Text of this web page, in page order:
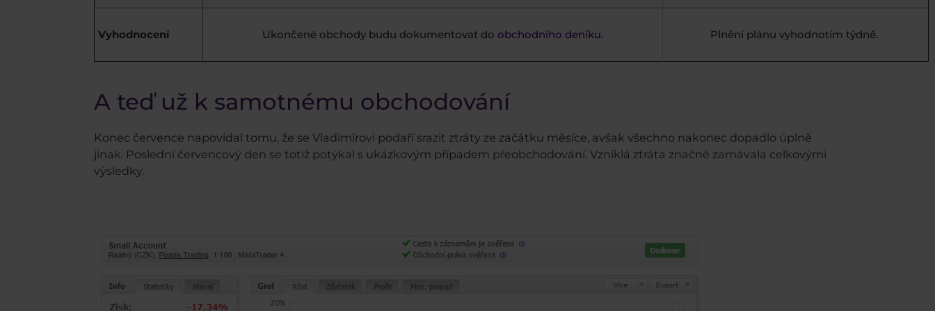
Vyhodnocení Ukončené obchody budu dokumentovat do obchodního deníku. Plnění plánu vyhodnotím týdně.
A teď už k samotnému obchodování
Konec července napovídal tomu, že se Vladimírovi podaří srazit ztráty ze začátku měsíce, avšak všechno nakonec dopadlo úplně
jinak. Poslední červencový den se totiž potýkal s ukázkovým případem přeobchodování. Vzniklá ztráta značně zamávala celkovými
výsledky.